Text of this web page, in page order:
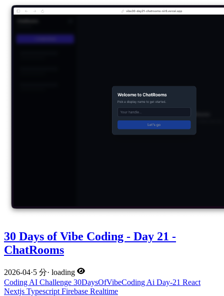
30 Days of Vibe Coding - Day 21 -
ChatRooms
2026-04·5 分· loading
Coding AI Challenge 30DaysOfVibeCoding Ai Day-21 React
Nextjs Typescript Firebase Realtime